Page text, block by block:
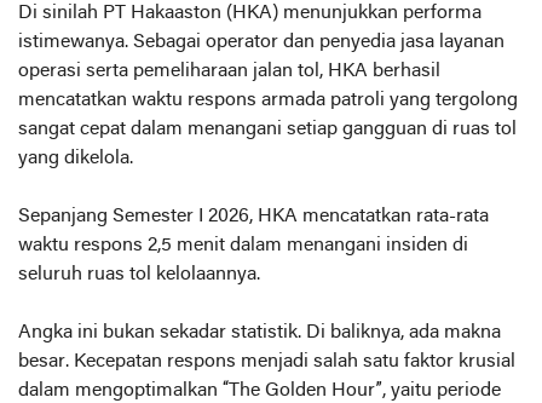
Di sinilah PT Hakaaston (HKA) menunjukkan performa
istimewanya. Sebagai operator dan penyedia jasa layanan
operasi serta pemeliharaan jalan tol, HKA berhasil
mencatatkan waktu respons armada patroli yang tergolong
sangat cepat dalam menangani setiap gangguan di ruas tol
yang dikelola.
Sepanjang Semester I 2026, HKA mencatatkan rata-rata
waktu respons 2,5 menit dalam menangani insiden di
seluruh ruas tol kelolaannya.
Angka ini bukan sekadar statistik. Di baliknya, ada makna
besar. Kecepatan respons menjadi salah satu faktor krusial
dalam mengoptimalkan “The Golden Hour”, yaitu periode